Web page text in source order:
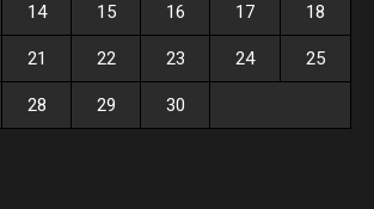
14 15 16 17 18
21 22 23 24 25
28 29 30